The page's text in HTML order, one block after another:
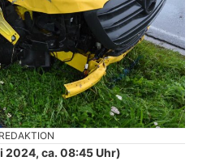
2024, ca. 08:45 Uhr)